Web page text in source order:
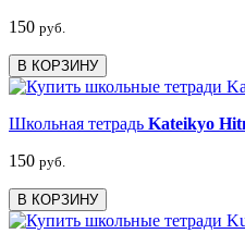
150 руб.
В КОРЗИНУ
Школьная тетрадь Kateikyo
150 руб.
В КОРЗИНУ